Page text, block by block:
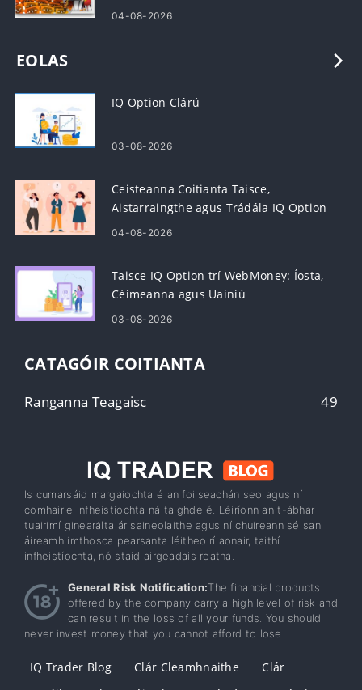
04-08-2026
EOLAS
IQ Option Clárú
03-08-2026
Ceisteanna Coitianta Taisce,
Aistarraingthe agus Trádála IQ Option
04-08-2026
Taisce IQ Option trí WebMoney: Íosta,
Céimeanna agus Uainiú
03-08-2026
CATAGÓIR COITIANTA
Ranganna Teagaisc 49
Is cumarsáid margaíochta é an foilseachán seo agus ní
comhairle infheistíochta ná taighde é. Léiríonn an t-ábhar
tuairimí ginearálta ár saineolaithe agus ní chuireann sé san
áireamh imthosca pearsanta léitheoirí aonair, taithí
infheistíochta, nó staid airgeadais reatha.
General Risk Notification:The financial products
offered by the company carry a high level of risk and
can result in the loss of all your funds. You should
never invest money that you cannot afford to lose.
IQ Trader Blog Clár Cleamhnaithe
Clár